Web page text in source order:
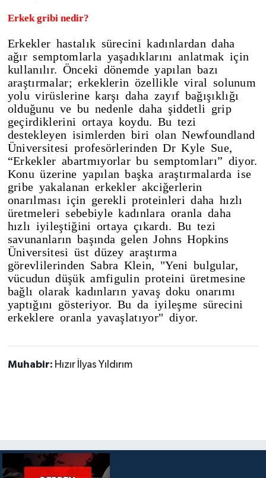
Erkek gribi nedir?
Erkekler hastalık sürecini kadınlardan daha
ağır semptomlarla yaşadıklarını anlatmak için
kullanılır. Önceki dönemde yapılan bazı
araştırmalar; erkeklerin özellikle viral solunum
yolu virüslerine karşı daha zayıf bağışıklığı
olduğunu ve bu nedenle daha şiddetli grip
geçirdiklerini ortaya koydu. Bu tezi
destekleyen isimlerden biri olan Newfoundland
Üniversitesi profesörlerinden Dr Kyle Sue,
“Erkekler abartmıyorlar bu semptomları” diyor.
Konu üzerine yapılan başka araştırmalarda ise
gribe yakalanan erkekler akciğerlerin
onarılması için gerekli proteinleri daha hızlı
üretmeleri sebebiyle kadınlara oranla daha
hızlı iyileştiğini ortaya çıkardı. Bu tezi
savunanların başında gelen Johns Hopkins
Üniversitesi üst düzey araştırma
görevlilerinden Sabra Klein, "Yeni bulgular,
vücudun düşük amfigulin proteini üretmesine
bağlı olarak kadınların yavaş doku onarımı
yaptığını gösteriyor. Bu da iyileşme sürecini
erkeklere oranla yavaşlatıyor" diyor.
Muhabir: Hızır İlyas Yıldırım